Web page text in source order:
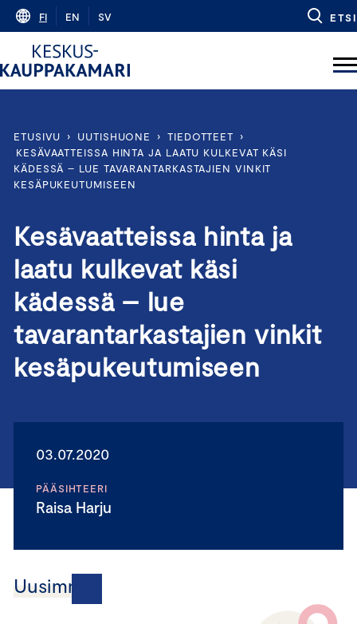
Skip
content
FI EN SV ETSI
ETUSIVU › UUTISHUONE › TIEDOTTEET
›
KESÄVAATTEISSA HINTA JA LAATU KULKEVAT KÄSI
KÄDESSÄ – LUE TAVARANTARKASTAJIEN VINKIT
KESÄPUKEUTUMISEEN
Kesävaatteissa hinta ja
laatu kulkevat käsi
kädessä – lue
tavarantarkastajien vinkit
kesäpukeutumiseen
03.07.2020
PÄÄSIHTEERI
Raisa Harju
Uusimmat